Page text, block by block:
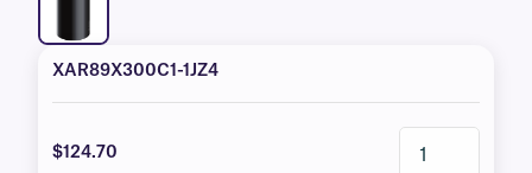
XAR89X300C1-1JZ4
$124.70